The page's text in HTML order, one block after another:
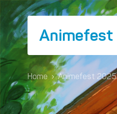
Animefest
Home › Animefest 2025